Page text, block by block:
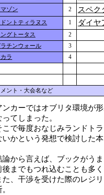
ゾン 2 スペク
ントティラヌス 1 ダイヤ
グトータス
2
チンウォール
3
ラ
4
ント・大会名など
ンカーではオブリタ環境が
ってしまった。
こで毎度おなじみランドト
いかという発想で検討した
論から言えば、ブックがう
後までもつれ込むことも多
た、干渉を受けた際のレジ